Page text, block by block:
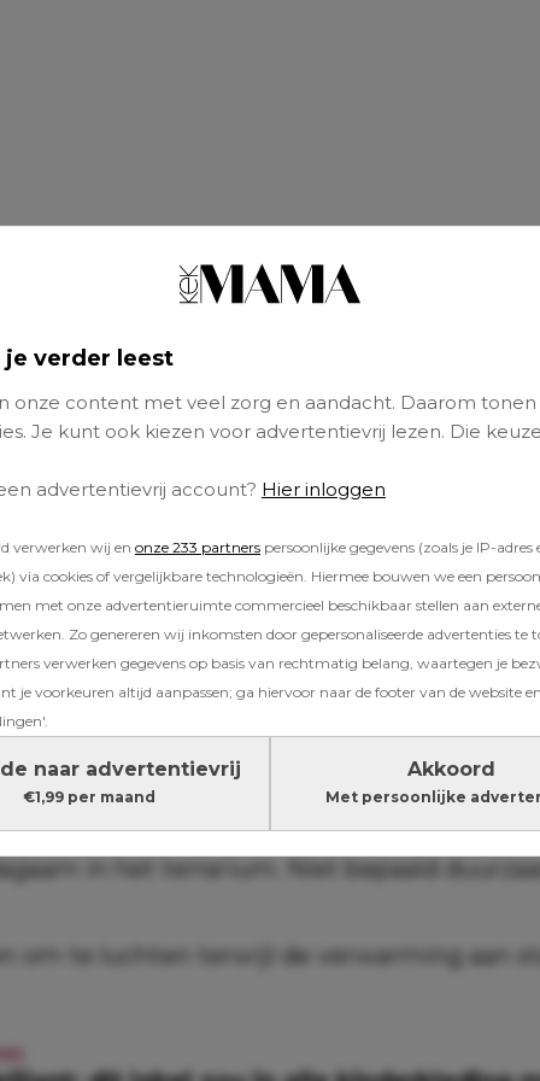
je verder leest
onze content met veel zorg en aandacht. Daarom tonen
Je kunt ook kiezen voor advertentievrij lezen. Die
advertentievrij account? Hier inloggen
verwerken wij en onze 233 partners persoonlijke gegevens (zoals je IP-adres
via cookies of vergelijkbare technologieën. Hiermee bouwen we een
met onze advertentieruimte commercieel beschikbaar stellen aan
Zo genereren wij inkomsten door gepersonaliseerde advertenties te
verwerken gegevens op basis van rechtmatig belang, waartegen je
je voorkeuren altijd aanpassen; ga hiervoor naar de footer van de website
naar advertentievrij
€1,99 per maand
Akkoord
Met persoonlijke
jullie naar je grootste duurzaamheidszonde
de antwoorden.
er is, sta ik toch iets langer onder de
voor mezelf”
lang, heet douchen op een koude
hoog zetten terwijl ik ook gewoon een vest
in het terrarium. Niet bepaald
om te luchten terwijl de verwarming aan